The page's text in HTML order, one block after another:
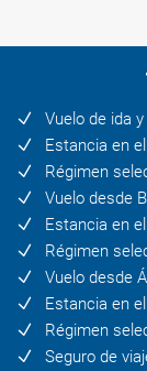
Vuelo de ida
Estancia en
Régimen
Vuelo desde
Estancia en
Régimen
Vuelo desde
Estancia en
Régimen
Seguro de